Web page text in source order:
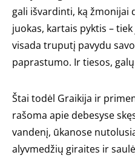
gali išvardinti, ką žmonijai
juokas, kartais pyktis –
visada truputį pavydu
paprastumo. Ir tiesos,
Štai todėl Graikija ir
rašoma apie debesyse
vandenį, ūkanose
alyvmedžių giraites ir